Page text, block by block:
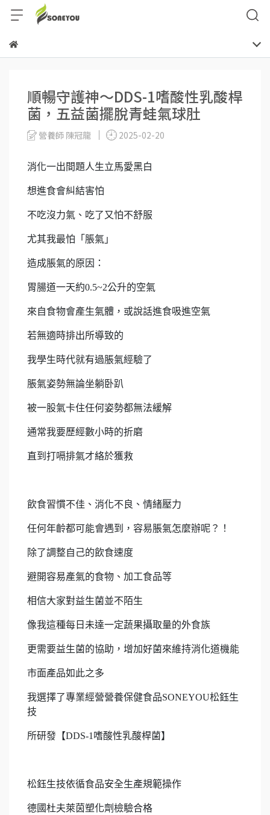
順暢守護神～DDS-1嗜酸性乳酸桿
菌，五益菌擺脫青蛙氣球肚
營養師 陳冠龍 2025-02-20
消化一出間題人生立馬愛黑白
想進食會糾結害怕
不吃沒力氣、吃了又怕不舒服
尤其我最怕「脹氣」
造成脹氣的原因：
胃腸道一天約0.5~2公升的空氣
來自食物會產生氣體，或說話進食吸進空氣
若無適時排出所導致的
我學生時代就有過脹氣經驗了
脹氣姿勢無論坐躺卧趴
被一股氣卡住任何姿勢都無法緩解
通常我要歷經數小時的折磨
直到打嗝排氣才絡於獲救
飲食習慣不佳、消化不良、情緒壓力
任何年齡都可能會遇到，容易脹氣怎麼辦呢？！
除了調整自己的飲食速度
避開容易產氣的食物、加工食品等
相信大家對益生菌並不陌生
像我這種每日未達一定蔬果攝取量的外食族
更需要益生菌的協助，增加好菌來維持消化道機能
市面產品如此之多
我選擇了專業經營營養保健食品SONEYOU松鈺生
技
所研發【DDS-1嗜酸性乳酸桿菌】
松鈺生技依循食品安全生產規範操作
德國杜夫萊茵塑化劑檢驗合格